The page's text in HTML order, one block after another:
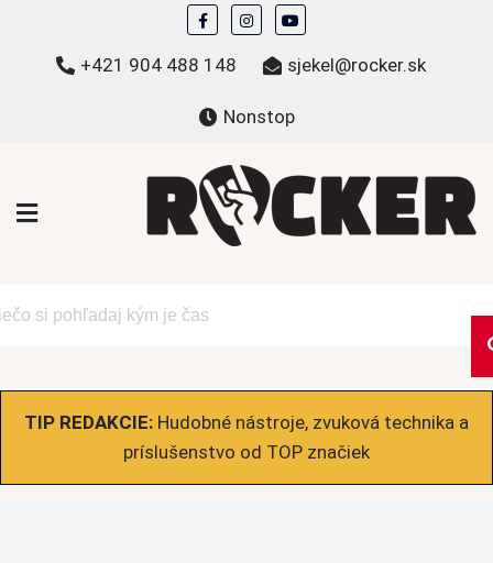
content
+421 904 488 148 sjekel@rocker.sk
Nonstop
TIP REDAKCIE: Hudobné nástroje, zvuková technika a
príslušenstvo od TOP značiek